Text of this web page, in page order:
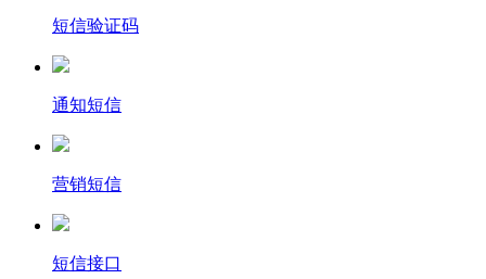
短信验证码
通知短信
营销短信
短信接口